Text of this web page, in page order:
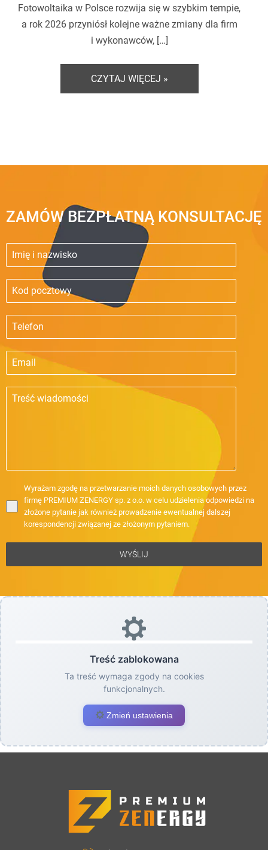
Fotowoltaika w Polsce rozwija się w szybkim tempie,
a rok 2026 przyniósł kolejne ważne zmiany dla firm
i wykonawców, […]
CZYTAJ WIĘCEJ »
ZAMÓW BEZPŁATNĄ KONSULTACJĘ
Wyrażam zgodę na przetwarzanie moich danych osobowych przez
firmę PREMIUM ZENERGY sp. z o.o. w celu udzielenia odpowiedzi na
złożone pytanie jak również prowadzenie ewentualnej dalszej
korespondencji związanej ze złożonym pytaniem.
WYŚLIJ
Treść zablokowana
Ta treść wymaga zgody na cookies
funkcjonalnych.
Zmień ustawienia